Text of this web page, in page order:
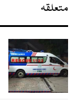
متعلقہ